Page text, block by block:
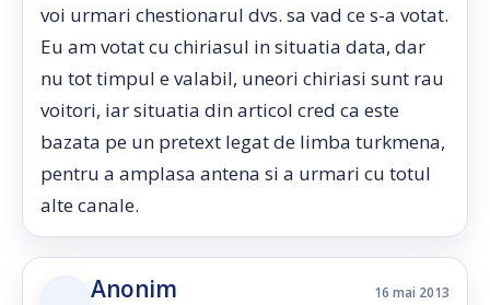
voi urmari chestionarul dvs. sa vad ce s-a votat.
Eu am votat cu chiriasul in situatia data, dar
nu tot timpul e valabil, uneori chiriasi sunt rau
voitori, iar situatia din articol cred ca este
bazata pe un pretext legat de limba turkmena,
pentru a amplasa antena si a urmari cu totul
alte canale.
Anonim 16 mai 2013